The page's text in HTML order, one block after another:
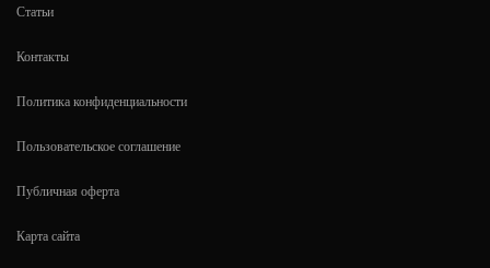
Статьи
Контакты
Политика конфиденциальности
Пользовательское соглашение
Публичная оферта
Карта сайта